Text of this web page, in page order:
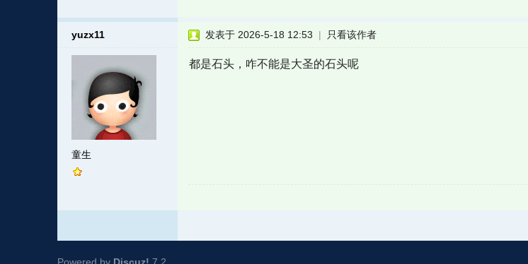
yuzx11
童生
发表于 2026-5-18 12:53 | 只看该作者
都是石头，咋不能是大圣的石头呢